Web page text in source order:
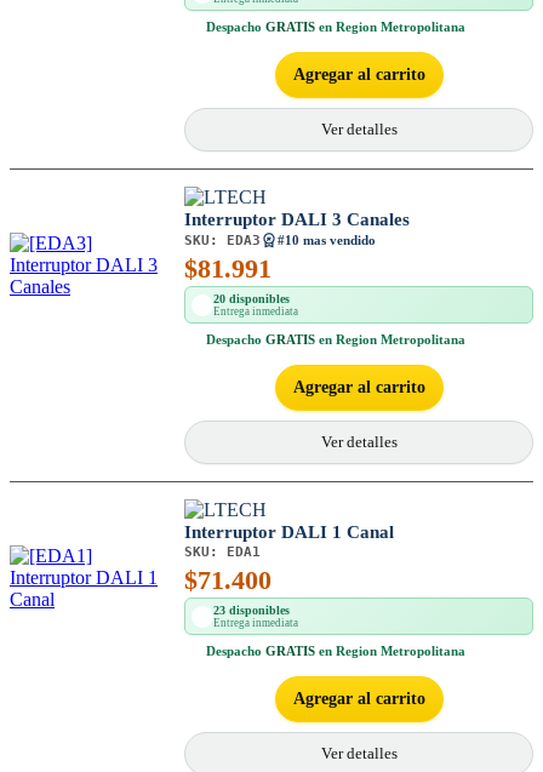
Despacho GRATIS en Region Metropolitana
Agregar al carrito
Ver detalles
Interruptor DALI 3 Canales
SKU: EDA3 #10 mas vendido
$81.991
20 disponibles
Entrega inmediata
Despacho GRATIS en Region Metropolitana
Agregar al carrito
Ver detalles
Interruptor DALI 1 Canal
SKU: EDA1
$71.400
23 disponibles
Entrega inmediata
Despacho GRATIS en Region Metropolitana
Agregar al carrito
Ver detalles